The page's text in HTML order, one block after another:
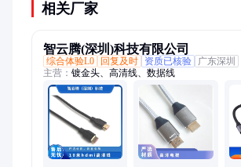
相关厂家
智云腾(深圳)科技有限公司
综合体验L0
回复及时 资质已核验
广东深圳
主营： 镀金头、高清线、数据线